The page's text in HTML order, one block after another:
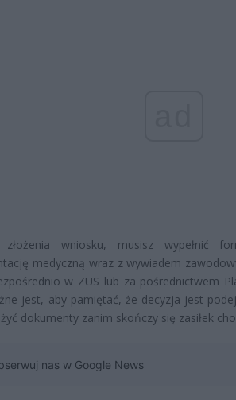
wniosku, musisz wypełnić
medyczną wraz z wywiadem
w ZUS lub za pośrednictwem
jest, aby pamiętać, że decyzja jest
dokumenty zanim skończy się zasiłek
nas w Google News